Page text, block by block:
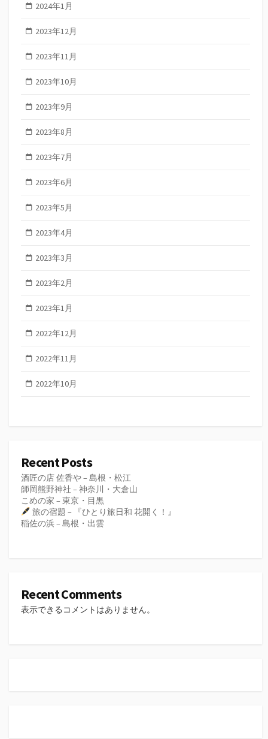
2024年1月
2023年12月
2023年11月
2023年10月
2023年9月
2023年8月
2023年7月
2023年6月
2023年5月
2023年4月
2023年3月
2023年2月
2023年1月
2022年12月
2022年11月
2022年10月
Recent Posts
酒匠の店 佐香や – 島根・松江
師岡熊野神社 – 神奈川・大倉山
こめの家 – 東京・目黒
旅の宿題 – 『ひとり旅日和 花開く！』
稲佐の浜 – 島根・出雲
Recent Comments
表示できるコメントはありません。